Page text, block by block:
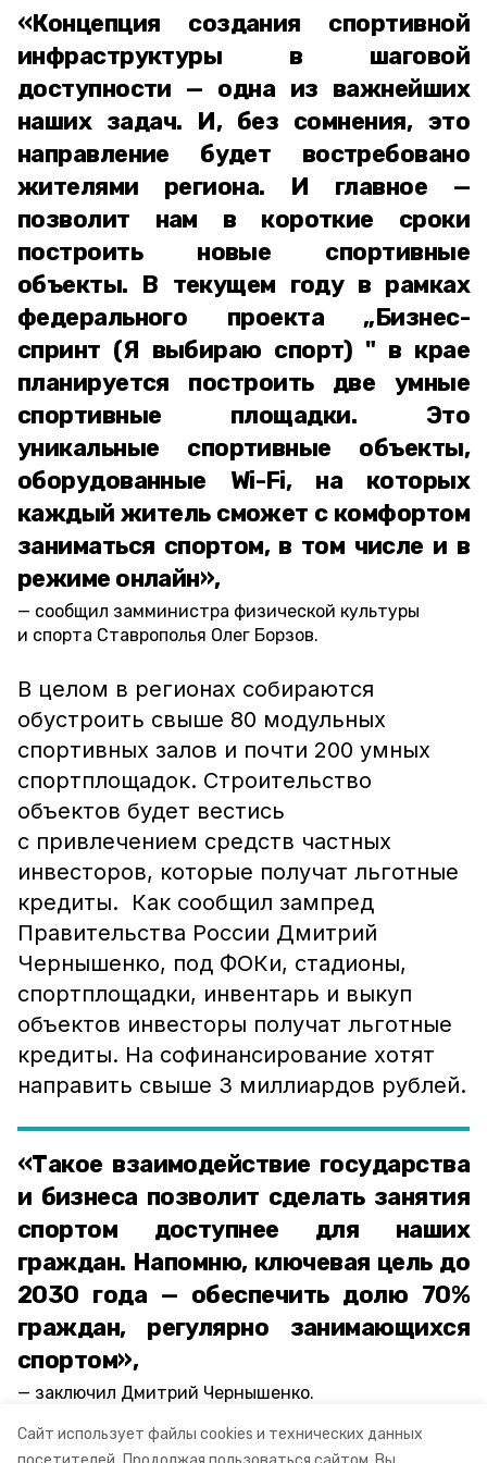
Сайт использует файлы cookies и технических данных
«Концепция создания спортивной
инфраструктуры в шаговой
доступности — одна из важнейших
наших задач. И, без сомнения, это
направление будет востребовано
жителями региона. И главное —
позволит нам в короткие сроки
построить новые спортивные
объекты. В текущем году в рамках
федерального проекта „Бизнес-
спринт (Я выбираю спорт) " в крае
планируется построить две умные
спортивные площадки. Это
уникальные спортивные объекты,
оборудованные Wi-Fi, на которых
каждый житель сможет с комфортом
заниматься спортом, в том числе и в
режиме онлайн»,
сообщил замминистра физической культуры
и спорта Ставрополья Олег Борзов.
В целом в регионах собираются
обустроить свыше 80 модульных
спортивных залов и почти 200 умных
спортплощадок. Строительство
объектов будет вестись
с привлечением средств частных
инвесторов, которые получат льготные
кредиты. Как сообщил зампред
Правительства России Дмитрий
Чернышенко, под ФОКи, стадионы,
спортплощадки, инвентарь и выкуп
объектов инвесторы получат льготные
кредиты. На софинансирование хотят
направить свыше 3 миллиардов рублей.
«Такое взаимодействие государства
и бизнеса позволит сделать занятия
спортом доступнее для наших
граждан. Напомню, ключевая цель до
2030 года — обеспечить долю 70%
граждан, регулярно занимающихся
спортом»,
заключил Дмитрий Чернышенко.
ставропольский край умные спортплощадки